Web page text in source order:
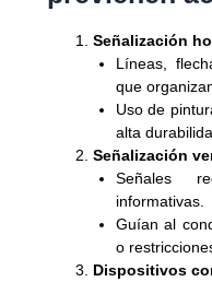
Señalización
Líneas,
que
Uso de
alta
Señalización
Señales
informativas.
Guían al
o
Dispositivos